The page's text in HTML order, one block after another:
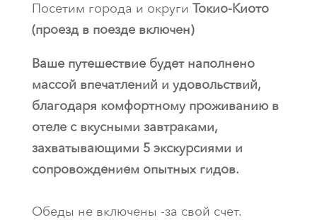
Посетим города и округи Токио-Киото
(проезд в поезде включен)
Ваше путешествие будет наполнено
массой впечатлений и удовольствий,
благодаря комфортному проживанию в
отеле с вкусными завтраками,
захватывающими 5 экскурсиями и
сопровождением опытных гидов.
Обеды не включены -за свой счет.